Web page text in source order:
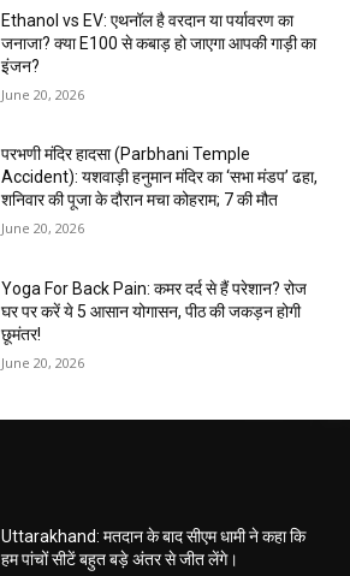
Ethanol vs EV: एथनॉल है वरदान या पर्यावरण का
जनाजा? क्या E100 से कबाड़ हो जाएगा आपकी गाड़ी का
इंजन?
June 20, 2026
परभणी मंदिर हादसा (Parbhani Temple
Accident): यशवाड़ी हनुमान मंदिर का ‘सभा मंडप’ ढहा,
शनिवार की पूजा के दौरान मचा कोहराम; 7 की मौत
June 20, 2026
Yoga For Back Pain: कमर दर्द से हैं परेशान? रोज
घर पर करें ये 5 आसान योगासन, पीठ की जकड़न होगी
छूमंतर!
June 20, 2026
Uttarakhand: मतदान के बाद सीएम धामी ने कहा कि
हम पांचों सीटें बहुत बड़े अंतर से जीत लेंगे।